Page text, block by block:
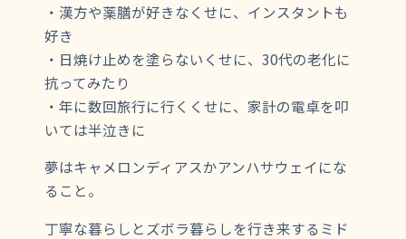
・漢方や薬膳が好きなくせに、インスタントも
好き
・日焼け止めを塗らないくせに、30代の老化に
抗ってみたり
・年に数回旅行に行くくせに、家計の電卓を叩
いては半泣きに
夢はキャメロンディアスかアンハサウェイにな
ること。
丁寧な暮らしとズボラ暮らしを行き来するミド